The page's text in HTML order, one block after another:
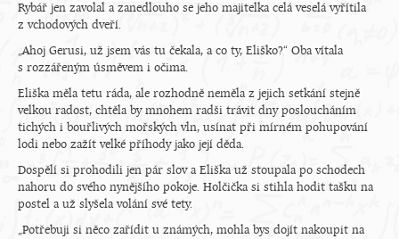
Rybář jen zavolal a zanedlouho se jeho majitelka celá veselá vyřítila
z vchodových dveří.
„Ahoj Gerusi, už jsem vás tu čekala, a co ty, Eliško?“ Oba vítala
s rozzářeným úsměvem i očima.
Eliška měla tetu ráda, ale rozhodně neměla z jejich setkání stejně
velkou radost, chtěla by mnohem radši trávit dny posloucháním
tichých i bouřlivých mořských vln, usínat při mírném pohupování
lodi nebo zažít velké příhody jako její děda.
Dospělí si prohodili jen pár slov a Eliška už stoupala po schodech
nahoru do svého nynějšího pokoje. Holčička si stihla hodit tašku na
postel a už slyšela volání své tety.
„Potřebuji si něco zařídit u známých, mohla bys dojít nakoupit na